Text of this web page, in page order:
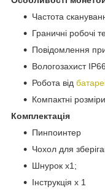
Частота
Граничні робочі
Повідомлення
Вологозахист
Робота від
Компактні розміри
Комплектація
Пинпоинтер
Чохол для
Шнурок x1;
Інструкція x 1